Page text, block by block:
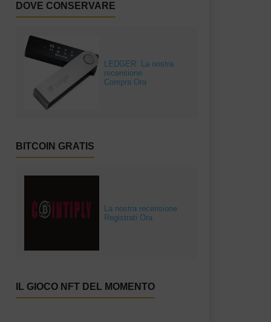
DOVE CONSERVARE
LEDGER: La nostra
recensione
Compra Ora
BITCOIN GRATIS
La nostra recensione
Registrati Ora
IL GIOCO NFT DEL MOMENTO